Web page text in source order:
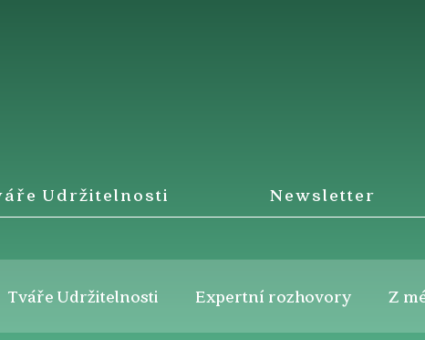
Udržitelnosti Newsletter
Tváře Udržitelnosti Expertní rozhovory Z